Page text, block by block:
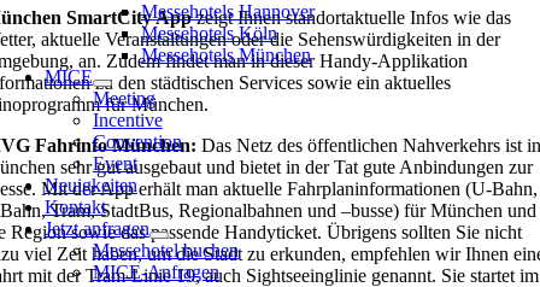
Messehotels Hannover
Messehotels Köln
Messehotels München
MICE
Meeting
Incentive
Convention
Event
Neuigkeiten
Kontakt
Jetzt anfragen
Messehotel buchen
MICE-Anfragen
SmartCity Appzeigt Ihnen standortaktuelle Infos wie das
aktuelle Veranstaltungen oder die Sehenswürdigkeiten in der
an. Zudem findet man in dieser Handy-Applikation
zu den städtischen Services sowie ein aktuelles
für München.
Fahrinfo München: Das Netz des öffentlichen Nahverkehrs ist in
sehr gut ausgebaut und bietet in der Tat gute Anbindungen zur
Mit der App erhält man aktuelle Fahrplaninformationen (U-Bahn,
Tram, StadtBus, Regionalbahnen und –busse) für München und
Region sowie das passende Handyticket. Übrigens sollten Sie nicht
viel Zeit haben, um die Stadt zu erkunden, empfehlen wir Ihnen
mit der Tram-Linie 19, auch Sightseeinglinie genannt. Sie startet im